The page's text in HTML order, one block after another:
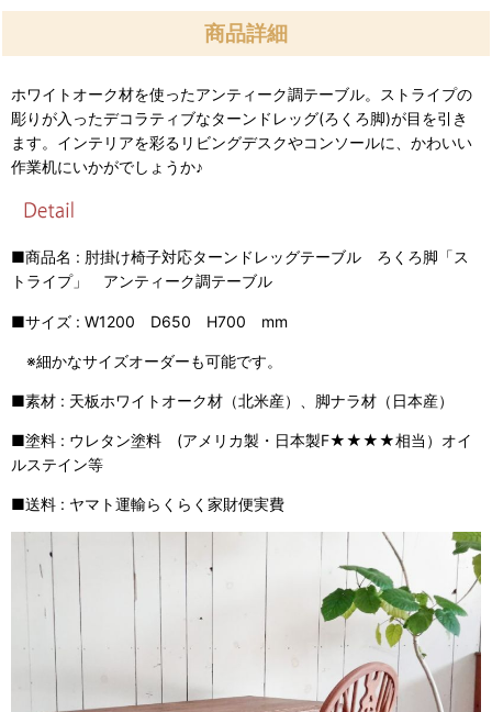
商品詳細
ホワイトオーク材を使ったアンティーク調テーブル。ストライプの
彫りが入ったデコラティブなターンドレッグ(ろくろ脚)が目を引き
ます。インテリアを彩るリビングデスクやコンソールに、かわいい
作業机にいかがでしょうか♪
■商品名 : 肘掛け椅子対応ターンドレッグテーブル ろくろ脚「ス
トライプ」 アンティーク調テーブル
■サイズ : W1200 D650 H700 mm
※細かなサイズオーダーも可能です。
■素材 : 天板ホワイトオーク材（北米産）、脚ナラ材（日本産）
■塗料 : ウレタン塗料 (アメリカ製・日本製F★★★★相当）オイ
ルステイン等
■送料 : ヤマト運輸らくらく家財便実費